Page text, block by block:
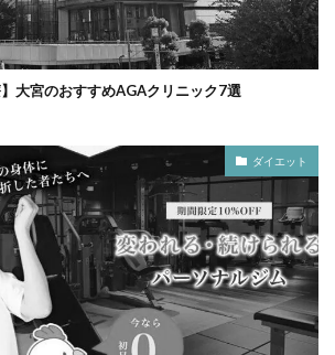
】大宮のおすすめAGAクリニック7選
ダイエット